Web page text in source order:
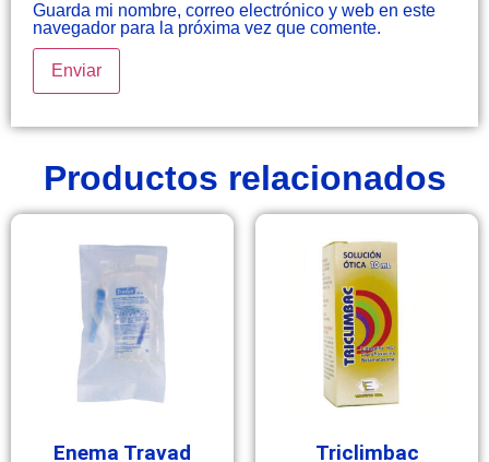
Guarda mi nombre, correo electrónico y web en este
navegador para la próxima vez que comente.
Productos relacionados
Enema Travad Triclimbac